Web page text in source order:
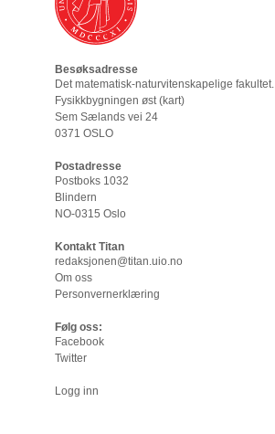
Besøksadresse
Det matematisk-naturvitenskapelige fakultet.
Fysikkbygningen øst (kart)
Sem Sælands vei 24
0371 OSLO
Postadresse
Postboks 1032
Blindern
NO-0315 Oslo
Kontakt Titan
redaksjonen@titan.uio.no
Om oss
Personvernerklæring
Følg oss:
Facebook
Twitter
Logg inn